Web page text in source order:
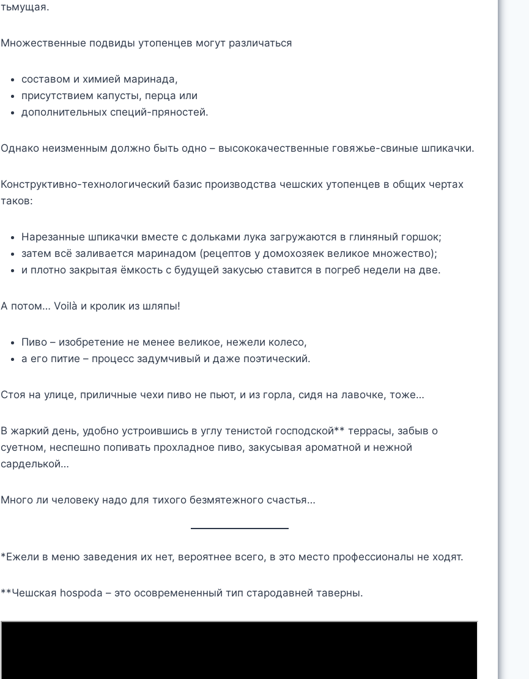
тьмущая.
Множественные подвиды утопенцев могут различаться
составом и химией маринада,
присутствием капусты, перца или
дополнительных специй-пряностей.
Однако неизменным должно быть одно – высококачественные говяжье-свиные шпикачки.
Конструктивно-технологический базис производства чешских утопенцев в общих чертах
таков:
Нарезанные шпикачки вместе с дольками лука загружаются в глиняный горшок;
затем всё заливается маринадом (рецептов у домохозяек великое множество);
и плотно закрытая ёмкость с будущей закусью ставится в погреб недели на две.
А потом… Voilà и кролик из шляпы!
Пиво – изобретение не менее великое, нежели колесо,
а его питие – процесс задумчивый и даже поэтический.
Стоя на улице, приличные чехи пиво не пьют, и из горла, сидя на лавочке, тоже…
В жаркий день, удобно устроившись в углу тенистой господской** террасы, забыв о
суетном, неспешно попивать прохладное пиво, закусывая ароматной и нежной
сарделькой…
Много ли человеку надо для тихого безмятежного счастья…
*Ежели в меню заведения их нет, вероятнее всего, в это место профессионалы не ходят.
**Чешская hospoda – это осовремененный тип стародавней таверны.